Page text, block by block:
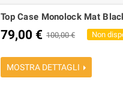
Top Case Monolock Mat
79,00 € 100,00 € Non
MOSTRA DETTAGLI